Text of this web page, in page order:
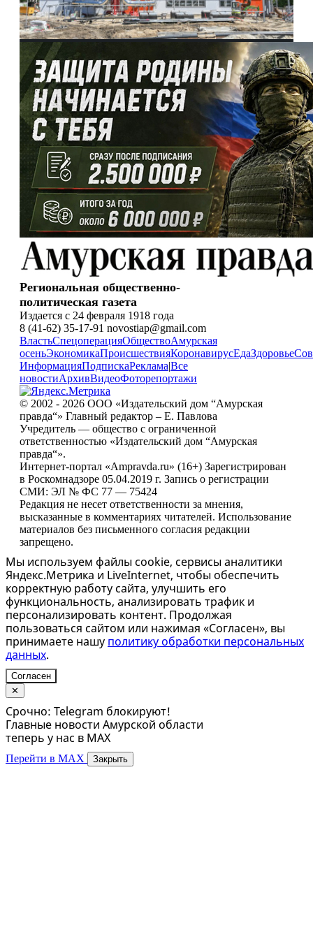
Региональная общественно-
политическая газета
Издается с 24 февраля 1918 года
8 (41-62) 35-17-91 novostiap@gmail.com
ВластьСпецоперацияОбществоАмурская
осеньЭкономикаПроисшествияКоронавирусЕдаЗдоровье
ИнформацияПодпискаРеклама|Все
новостиАрхивВидеоФоторепортажи
© 2002 - 2026 ООО «Издательский дом “Амурская
правда“» Главный редактор – Е. Павлова
Учредитель — общество с ограниченной
ответственностью «Издательский дом “Амурская
правда“».
Интернет-портал «Ampravda.ru» (16+) Зарегистрирован
в Роскомнадзоре 05.04.2019 г. Запись о регистрации
СМИ: ЭЛ № ФС 77 — 75424
Редакция не несет ответственности за мнения,
высказанные в комментариях читателей. Использование
материалов без письменного согласия редакции
запрещено.
Мы используем файлы cookie, сервисы аналитики
Яндекс.Метрика и LiveInternet, чтобы обеспечить
корректную работу сайта, улучшить его
функциональность, анализировать трафик и
персонализировать контент. Продолжая
пользоваться сайтом или нажимая «Согласен», вы
принимаете нашу политику обработки персональных
данных.
Согласен
✕
Срочно: Telegram блокируют!
Главные новости Амурской области
теперь у нас в MAX
Перейти в MAX Закрыть